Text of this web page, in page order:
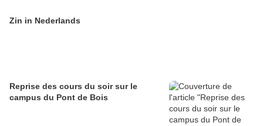
Zin in Nederlands
Reprise des cours du soir sur le
campus du Pont de Bois